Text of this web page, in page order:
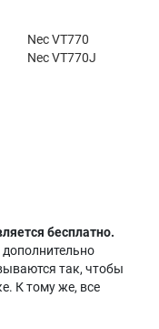
Nec VT770
Nec VT770J
бесплатно.
так, чтобы
К тому же, все